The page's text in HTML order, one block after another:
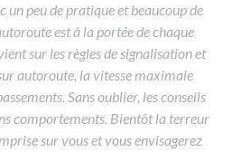
peu de pratique et beaucoup de
est à la portée de chaque
sur les règles de signalisation et
autoroute, la vitesse maximale
Sans oublier, les conseils
comportements. Bientôt la terreur
sur vous et vous envisagerez